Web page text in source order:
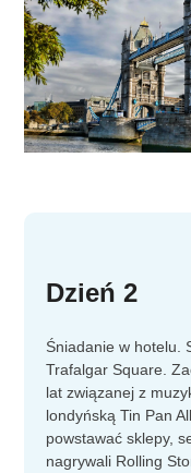
Dzień 2
Śniadanie w hotelu.
Trafalgar Square.
lat związanej z
londyńską Tin Pan
powstawać sklepy,
nagrywali Rolling